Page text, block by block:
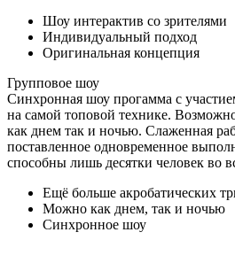
Шоу интерактив со зрителями
Индивидуальный подход
Оригинальная концепция
Групповое шоу
Синхронная шоу прогамма с
на самой топовой технике.
как днем так и ночью. Слаженная
поставленное одновременное
способны лишь десятки человек во
Ещё больше акробатических
Можно как днем, так и ночью
Синхронное шоу